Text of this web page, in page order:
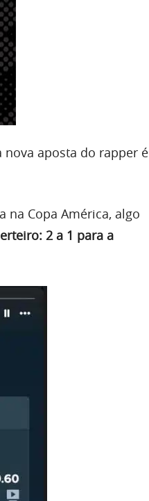
nova aposta do rapper é
na Copa América, algo
2 a 1 para a